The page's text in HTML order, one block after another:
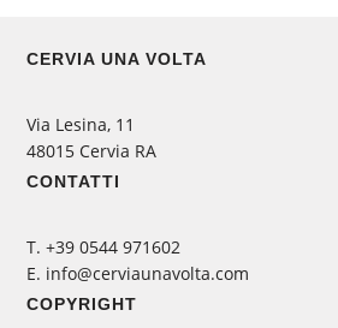
CERVIA UNA VOLTA
Via Lesina, 11
48015 Cervia RA
CONTATTI
‭T. +39 0544 971602
E. info@cerviaunavolta.com
COPYRIGHT